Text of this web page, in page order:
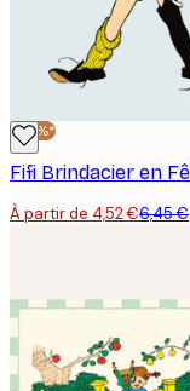
-30%*
À partir de 4,52 €6,45 €